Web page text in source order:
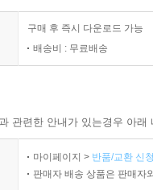
구매 후 즉시 다운로드 가능
배송비 : 무료배송
관련한 안내가 있는경우 아
마이페이지 > 반품/교환 신
판매자 배송 상품은 판매자